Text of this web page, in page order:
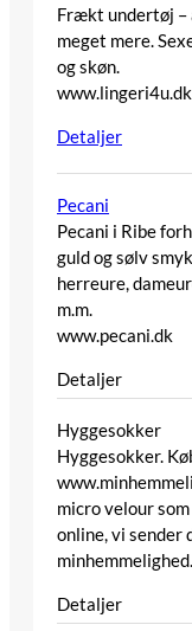
Frækt undertøj –
meget mere.
og skøn.
www.lingeri4u.dk
Detaljer
Pecani
Pecani i Ribe
guld og sølv
herreure,
m.m.
www.pecani.dk
Detaljer
Hyggesokker
Hyggesokker.
micro velour
online, vi sender
Detaljer